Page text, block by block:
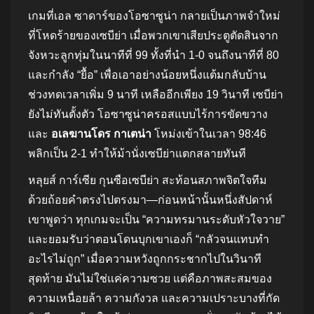
เกมที่เอล ซาดาร์ของโอซาซูน่า กลายเป็นภาพจำใหม่
ที่โหดร้ายของเซบีย่า เมื่อพวกเขาเสียประตูตัดสินจาก
จังหวะลูกทุ่มในนาทีที่ 99 ทั้งที่นำ 1-0 จนถึงนาทีที่ 80
และกำลัง “ยื้อ” เพื่อเอาอย่างน้อยหนึ่งแต้มกลับบ้าน
ช่วงทดเวลาเพิ่ม 9 นาที เหลืออีกเพียง 19 วินาที เซบีย่า
ยังไม่ทันตั้งตัว โอซาซูน่าครอสแบบไร้การขัดขวาง
และ อเลฆานโดร กาเตน่า โหม่งเข้าในเวลา 98:46
พลิกเป็น 2-1 ทำให้ม้านั่งเซบีย่าแตกสลายทันที
หลุยส์ การ์เซีย กุนซือเซบีย่า สะท้อนสภาพจิตใจทีม
ด้วยถ้อยคำตรงไปตรงมา—ก่อนหน้านั้นหนึ่งสัปดาห์
เขาพูดว่า ทุกเกมจะเป็น “ความทรมานระดับหัวใจวาย”
และยอมรับว่าตอนโดนบุกเขาเองก็ “กลัวจนแทบทำ
อะไรไม่ถูก” เมื่อความหวังถูกกระชากไปในวินาที
สุดท้าย มันไม่ใช่แค่ความซวย แต่คือภาพสะสมของ
ความเหนื่อยล้า ความกังวล และความเปราะบางที่กัด